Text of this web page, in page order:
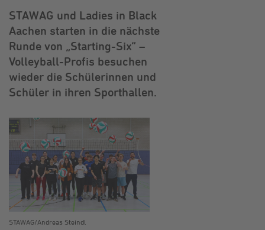
STAWAG und Ladies in Black
Aachen starten in die nächste
Runde von „Starting-Six“ –
Volleyball-Profis besuchen
wieder die Schülerinnen und
Schüler in ihren Sporthallen.
STAWAG/Andreas Steindl